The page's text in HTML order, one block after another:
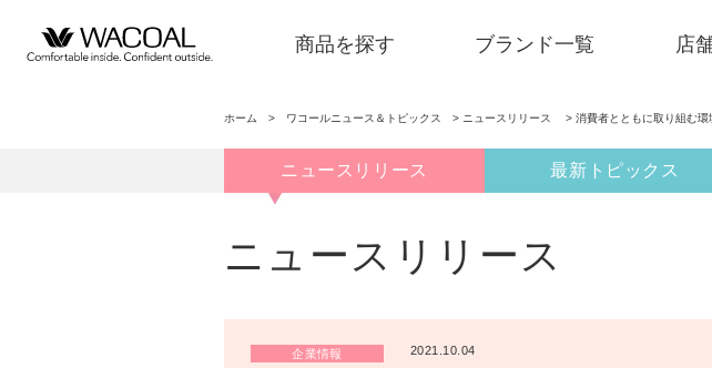
商品を探す ブランド一覧 店
ホーム > ワコールニュース＆トピックス > ニュースリリース > 消費者とともに取り組む環
ニュースリリース 最新トピックス
ニュースリリース
企業情報 2021.10.04